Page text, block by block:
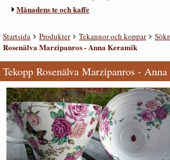
Månadens te och kaffe
Startsida Produkter Tekannor och koppar
Rosenälva Marzipanros - Anna Keramik
Tekopp Rosenälva Marzipanros -